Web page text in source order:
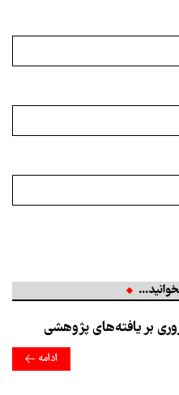
بر یافته‌های پژوهشی
ادامه